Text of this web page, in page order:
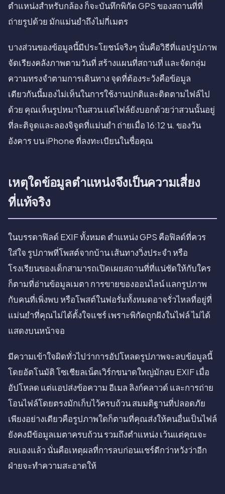
ตำแหน่งสำหรับกล้อง ก็จะบันทึกพิกัด GPS ของสถานที่ที่
ถ่ายรูปด้วย มักแม่นยำถึงไม่กี่เมตร
บางส่วนของข้อมูลนี้มีประโยชน์จริงๆ นั่นคือวิธีที่แอปรูปภาพ
จัดเรียงคลังภาพตามวันที่ สร้างแผนที่สถานที่ และจัดกลุ่ม
ความทรงจำตามการเดินทาง จุดที่ต้องระวังคือข้อมูล
เดียวกันนี้มองไม่เห็นในการใช้งานปกติและติดตามไฟล์ไป
ด้วย คุณเห็นรูปหมาในสวน แต่ไฟล์ยังบอกด้วยว่าสวนนั้นอยู่
ที่ละติจูดและลองจิจูดที่แม่นยำ ถ่ายเมื่อ 16:12 น. ของวัน
อังคาร บน iPhone ที่ลงทะเบียนในชื่อคุณ
เหตุใดข้อมูลตำแหน่งจึงเป็นความเสี่ยง
ที่แท้จริง
ในบรรดาฟิลด์ EXIF ทั้งหมด ตำแหน่ง GPS คือฟิลด์ที่ควร
ใส่ใจ รูปภาพที่โพสต์จากบ้าน เส้นทางวิ่งประจำ หรือ
โรงเรียนของเด็กสามารถเปิดเผยสถานที่ที่แน่ชัดให้กับใคร
ก็ตามที่อ่านข้อมูลเมตา การขายของออนไลน์ แลกรูปภาพ
กับคนที่เพิ่งพบ หรือโพสต์ในฟอรั่มทั้งหมดอาจรั่วไหลที่อยู่ที่
แม่นยำที่คุณไม่ได้ตั้งใจแชร์ เพราะพิกัดถูกฝังในไฟล์ ไม่ได้
แสดงบนหน้าจอ
มีความเข้าใจผิดทั่วไปว่าการอัปโหลดรูปภาพจะลบข้อมูลนี้
โดยอัตโนมัติ โซเชียลเน็ตเวิร์กขนาดใหญ่มักลบ EXIF เมื่อ
อัปโหลด แต่แอปส่งข้อความ อีเมล ลิงก์คลาวด์ และการถ่าย
โอนไฟล์โดยตรงมักเก็บไว้ครบถ้วน สมมติฐานที่ปลอดภัย
เพียงอย่างเดียวคือรูปภาพใดก็ตามที่คุณส่งให้คนอื่นเป็นไฟล์
ยังคงมีข้อมูลเมตาครบถ้วน รวมถึงตำแหน่ง เว้นแต่คุณจะ
ลบเองแล้ว นั่นคือเหตุผลที่การลบก่อนแชร์ดีกว่าหวังว่าอีก
ฝ่ายจะทำความสะอาดให้